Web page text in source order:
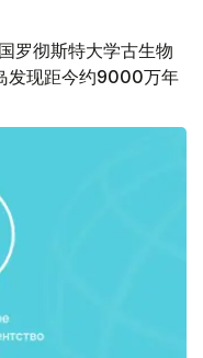
罗彻斯特大学古生物
发现距今约9000万年